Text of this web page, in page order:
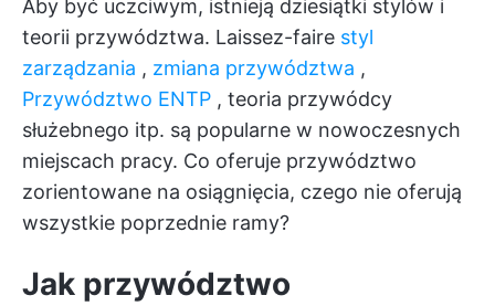
Aby być uczciwym, istnieją dziesiątki stylów i
teorii przywództwa. Laissez-faire styl
zarządzania , zmiana przywództwa ,
Przywództwo ENTP , teoria przywódcy
służebnego itp. są popularne w nowoczesnych
miejscach pracy. Co oferuje przywództwo
zorientowane na osiągnięcia, czego nie oferują
wszystkie poprzednie ramy?
Jak przywództwo